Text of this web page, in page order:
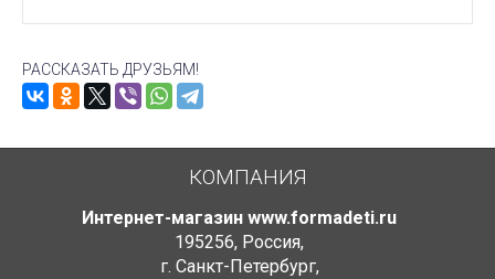
РАССКАЗАТЬ ДРУЗЬЯМ!
КОМПАНИЯ
Интернет-магазин www.formadeti.ru
195256, Россия,
г. Санкт-Петербург,